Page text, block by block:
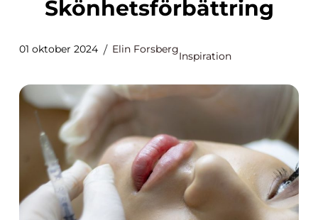
Skönhetsförbättring
01 oktober 2024 Elin Forsberg
Inspiration